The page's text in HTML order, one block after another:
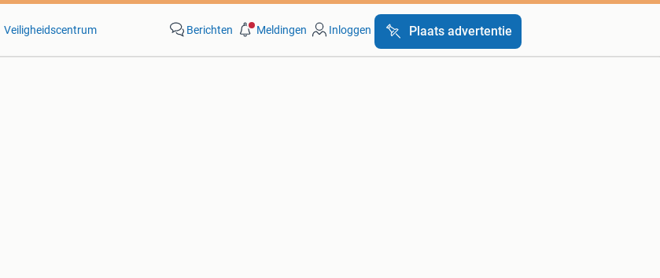
Veiligheidscentrum Berichten Meldingen Inloggen Plaats advertentie